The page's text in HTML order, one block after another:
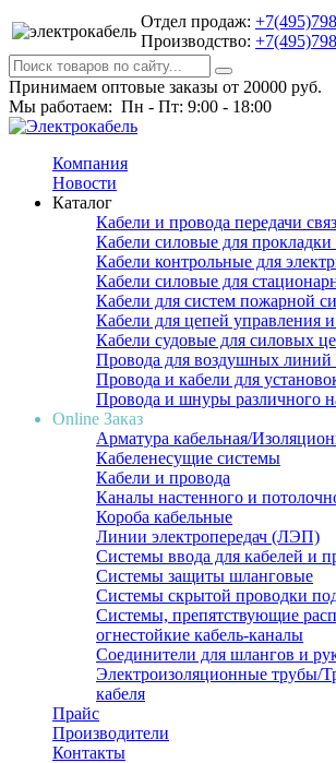
Отдел продаж:
Производство:
Принимаем оптовые заказы от 20000 руб.
Мы работаем: Пн - Пт: 9:00 - 18:00
Компания
Новости
Каталог
Кабели и провода передачи
Кабели силовые для прокладки
Кабели контрольные для
Кабели силовые для
Кабели для систем пожарной
Кабели для цепей управления
Кабели судовые для силовых
Провода для воздушных линий
Провода и кабели для
Провода и шнуры различного
Online Заказ
Арматура кабельная/
Кабеленесущие системы
Кабели и провода
Каналы настенного и
Короба кабельные
Линии электропередач (ЛЭП)
Системы ввода для кабелей и
Системы защиты шланговые
Системы скрытой проводки
Системы, препятствующие
огнестойкие кабель-каналы
Соединители для шлангов и
Электроизоляционные трубы/
кабеля
Прайс
Производители
Контакты